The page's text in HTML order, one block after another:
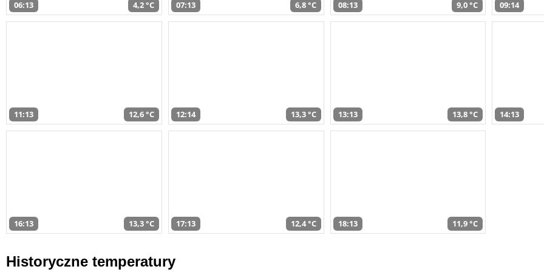
06:13 4,2 °C 07:13 6,8 °C 08:13 9,0 °C 09:14
11:13 12,6 °C 12:14 13,3 °C 13:13 13,8 °C 14:13
16:13 13,3 °C 17:13 12,4 °C 18:13 11,9 °C
Historyczne temperatury